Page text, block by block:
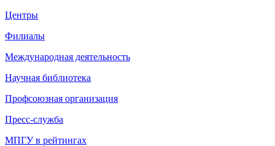
Центры
Филиалы
Международная деятельность
Научная библиотека
Профсоюзная организация
Пресс-служба
МПГУ в рейтингах